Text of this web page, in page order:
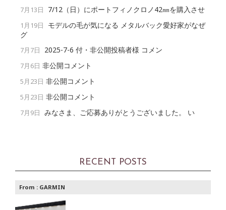
7月13日 7/12（日）にポートフィノクロノ42㎜を購入させ
1月19日
モデルの毛が気になる メタルバック愛好家がなぜ
グ
7月7日 2025-7-6 付・非公開投稿者様 コメン
7月6日 非公開コメント
5月23日 非公開コメント
5月23日 非公開コメント
7月9日 みなさま、ご応募ありがとうございました。 い
RECENT POSTS
From : GARMIN